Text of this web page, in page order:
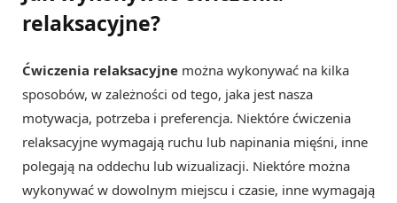
relaksacyjne?
Ćwiczenia relaksacyjne można wykonywać na kilka
sposobów, w zależności od tego, jaka jest nasza
motywacja, potrzeba i preferencja. Niektóre ćwiczenia
relaksacyjne wymagają ruchu lub napinania mięśni, inne
polegają na oddechu lub wizualizacji. Niektóre można
wykonywać w dowolnym miejscu i czasie, inne wymagają